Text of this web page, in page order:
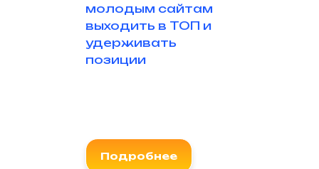
молодым сайтам
выходить в ТОП и
удерживать
позиции
Подробнее